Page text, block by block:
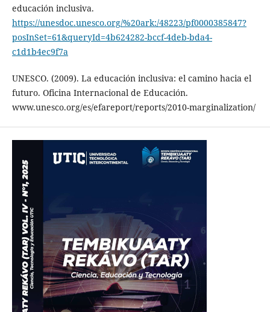
educación inclusiva.
https://unesdoc.unesco.org/%20ark:/48223/pf0000385847?
posInSet=61&queryId=4b624282-bccf-4deb-bda4-
c1d1b4ec9f7a
UNESCO. (2009). La educación inclusiva: el camino hacia el
futuro. Oficina Internacional de Educación.
www.unesco.org/es/efareport/reports/2010-marginalization/